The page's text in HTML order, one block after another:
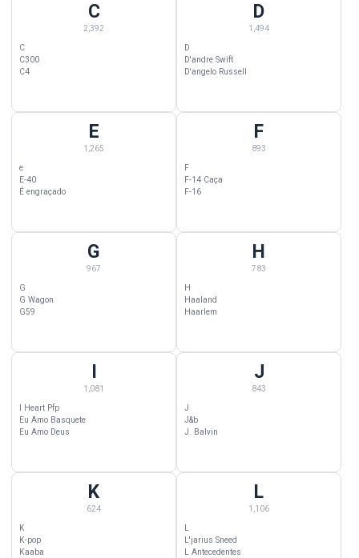
C Wallpapers — 2,392 categorias começando com C
C
2,392
C
C300
C4
D Wallpapers — 1,494 categorias
D
1,494
D
D'andre Swift
D'angelo Russell
E Wallpapers — 1,265 categorias começando com E
E
1,265
e
E-40
É engraçado
F Wallpapers — 893 categorias
F
893
F
F-14 Caça
F-16
G Wallpapers — 967 categorias começando com G
G
967
G
G Wagon
G59
H Wallpapers — 783 categorias
H
783
H
Haaland
Haarlem
I Wallpapers — 1,081 categorias começando com I
1,081
I Heart Pfp
Eu Amo Basquete
Eu Amo Deus
J Wallpapers — 843 categorias
J
843
J
J&b
J. Balvin
K Wallpapers — 624 categorias começando com K
K
624
K
K-pop
Kaaba
L
1,106
L'jarius Sneed
L Antecedentes